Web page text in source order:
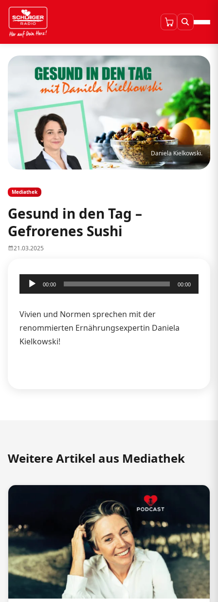
Daniela Kielkowski.
Mediathek
Gesund in den Tag –
Gefrorenes Sushi
21.03.2025
Audio-
Player
00:00 00:00
Vivien und Normen sprechen mit der
renommierten Ernährungsexpertin Daniela
Kielkowski!
Weitere Artikel aus Mediathek